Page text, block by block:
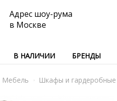
Адрес шоу-рума
в Москве
В НАЛИЧИИ БРЕНДЫ
Мебель Шкафы и гардеробные